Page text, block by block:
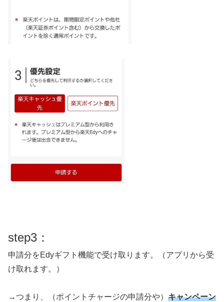
step3：
申請分をEdyギフト機能で受け取ります。（アプリから受
け取れます。）
→つまり、（ポイントチャージの申請分や） キャンペーン